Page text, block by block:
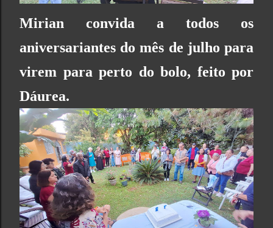
Mirian convida a todos os
aniversariantes do mês de julho para
virem para perto do bolo, feito por
Dáurea.